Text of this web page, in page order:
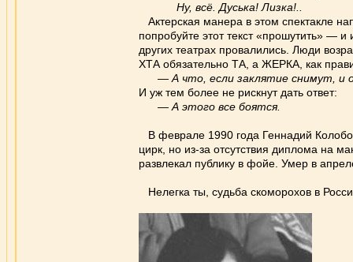
Ну, всё. Дуська! Лизка!..
Актерская манера в этом спектакле
попробуйте этот текст «прошутить» —
других театрах провалились. Люди
ХТА обязательно ТА, а ЖЕРКА, как
— А что, если заклятие снимут, и
И уж тем более не рискнут дать ответ:
— А этого все боятся.
В феврале 1990 года Геннадий
цирк, но из-за отсутствия диплома на
развлекал публику в фойе. Умер в
Нелегка ты, судьба скоморохов в